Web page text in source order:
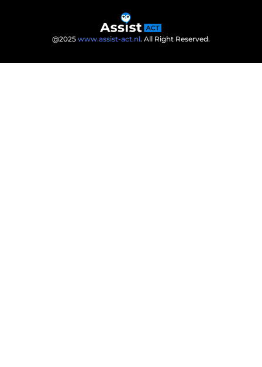
@2025 www.assist-act.nl. All Right Reserved.